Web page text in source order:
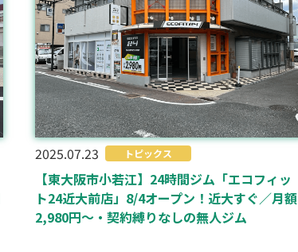
2025.07.23 トピックス
【東大阪市小若江】24時間ジム「エコフィッ
ト24近大前店」8/4オープン！近大すぐ／月額
2,980円〜・契約縛りなしの無人ジム